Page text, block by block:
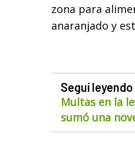
zona para
anaranjado y
Seguí leyendo
Multas en la
sumó una